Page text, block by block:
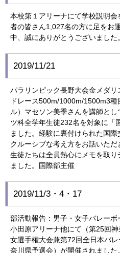
本校第１アリーナにて学校説明
者の皆さん1,027名の方に足をお
中、誠にありがとうございました
2019/11/21
パラリンピック長野大会金メダ
ドレース500m/1000m/1500m3
ル）マセソン美季さんを講師と
ツ科全学年生徒232名を対象に「
ました。経験に裏付けられた国
クルーシブな考え方をお話いただ
生徒たちは全員熱心にメモを取
ました。国際部主催
2019/11/3・4・17
部活動報告：男子・女子バレーボ
小田原アリーナ他にて（第25回
女選手権大会兼第72回全日本バ
奈川県予選会）が開催されました。